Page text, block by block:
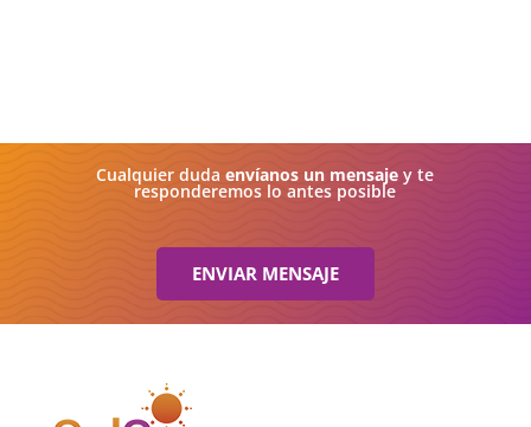
Cualquier dudaenvíanos un mensaje y te
responderemos lo antes posible
ENVIAR MENSAJE